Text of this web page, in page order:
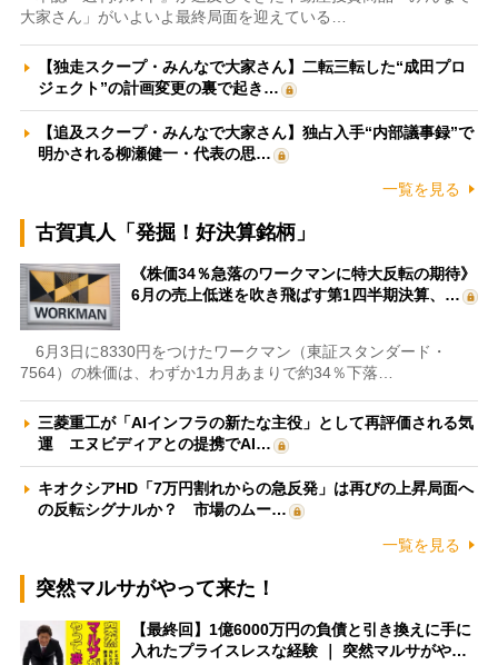
大家さん」がいよいよ最終局面を迎えている…
【独走スクープ・みんなで大家さん】二転三転した“成田プロ
ジェクト”の計画変更の裏で起き…
【追及スクープ・みんなで大家さん】独占入手“内部議事録”で
明かされる柳瀬健一・代表の思…
一覧を見る
古賀真人「発掘！好決算銘柄」
《株価34％急落のワークマンに特大反転の期待》
6月の売上低迷を吹き飛ばす第1四半期決算、…
6月3日に8330円をつけたワークマン（東証スタンダード・
7564）の株価は、わずか1カ月あまりで約34％下落…
三菱重工が「AIインフラの新たな主役」として再評価される気
運 エヌビディアとの提携でAI…
キオクシアHD「7万円割れからの急反発」は再びの上昇局面へ
の反転シグナルか？ 市場のムー…
一覧を見る
突然マルサがやって来た！
【最終回】1億6000万円の負債と引き換えに手に
入れたプライスレスな経験 ｜ 突然マルサがや…